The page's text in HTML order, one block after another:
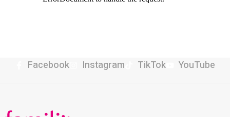
Facebook Instagram TikTok YouTube